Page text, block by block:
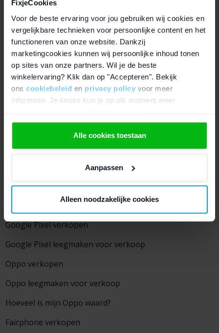
FixjeCookies
Voor de beste ervaring voor jou gebruiken wij cookies en
vergelijkbare technieken voor persoonlijke content en het
functioneren van onze website. Dankzij
marketingcookies kunnen wij persoonlijke inhoud tonen
op sites van onze partners. Wil je de beste
winkelervaring? Klik dan op "Accepteren". Bekijk
ons cookiebeleid en privacy policy voor meer
informatie. Je keuze kun je op elk moment weer
We werken samen met21 derdendie uw gegevens
kunnen ontvangen en verwerken.
Alle cookies toestaan
Aanpassen
Alleen noodzakelijke cookies
Hoeveel is mijn MacBook waard
iMac verkopen
iMac inruilen voor geld
Hoeveel is mijn iMac waard
Samsung verkopen
Samsung inruilen voor geld
Hoeveel is mijn Samsung Galaxy waard?
Samsung Galaxy Tab verkopen
Samsung Galaxy Tab leegmaken voor verkoop
Samsung Galaxy Watch verkopen
Google Pixel verkopen
Google Pixel leegmaken voor verkoop
Oppo verkopen
Oppo leegmaken voor verkoop
Hoeveel is mijn Oppo waard?
Fairphone verkopen